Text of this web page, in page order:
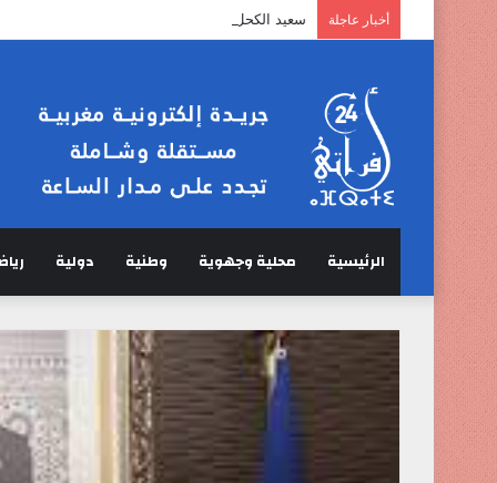
أخبار عاجلة سعيد الكحل :” الخرفان لا تمر عبر مضيق هرمز”.
الرئيسية محلية وجهوية وطنية دولية